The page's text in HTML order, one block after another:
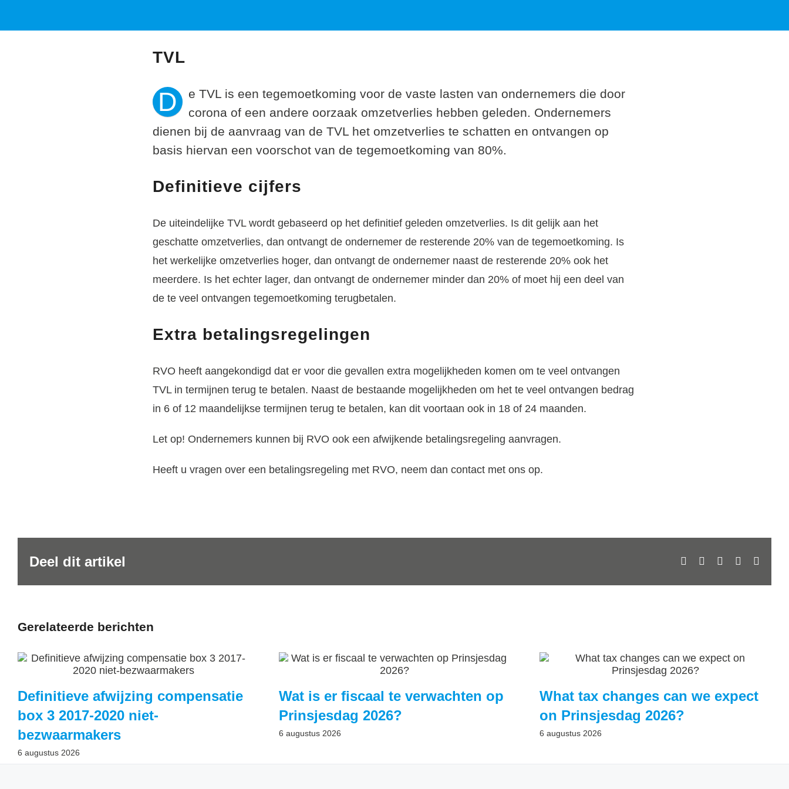
TVL
D
e TVL is een tegemoetkoming voor de vaste lasten van ondernemers die door
corona of een andere oorzaak omzetverlies hebben geleden. Ondernemers
dienen bij de aanvraag van de TVL het omzetverlies te schatten en ontvangen op
basis hiervan een voorschot van de tegemoetkoming van 80%.
Definitieve cijfers
De uiteindelijke TVL wordt gebaseerd op het definitief geleden omzetverlies. Is dit gelijk aan het
geschatte omzetverlies, dan ontvangt de ondernemer de resterende 20% van de tegemoetkoming. Is
het werkelijke omzetverlies hoger, dan ontvangt de ondernemer naast de resterende 20% ook het
meerdere. Is het echter lager, dan ontvangt de ondernemer minder dan 20% of moet hij een deel van
de te veel ontvangen tegemoetkoming terugbetalen.
Extra betalingsregelingen
RVO heeft aangekondigd dat er voor die gevallen extra mogelijkheden komen om te veel ontvangen
TVL in termijnen terug te betalen. Naast de bestaande mogelijkheden om het te veel ontvangen bedrag
in 6 of 12 maandelijkse termijnen terug te betalen, kan dit voortaan ook in 18 of 24 maanden.
Let op! Ondernemers kunnen bij RVO ook een afwijkende betalingsregeling aanvragen.
Heeft u vragen over een betalingsregeling met RVO, neem dan contact met ons op.
Deel dit artikel Facebook LinkedInWhatsApp
Gerelateerde berichten
Definitieve afwijzing compensatie
box 3 2017-2020 niet-
bezwaarmakers
6 augustus 2026
Wat is er fiscaal te verwachten op
Prinsjesdag 2026?
6 augustus 2026
What tax changes can we expect
on Prinsjesdag 2026?
6 augustus 2026